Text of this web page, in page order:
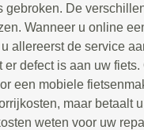
gebroken. De
Wanneer u online
allereerst de service
er defect is aan uw
een mobiele
maar betaalt
weten voor uw